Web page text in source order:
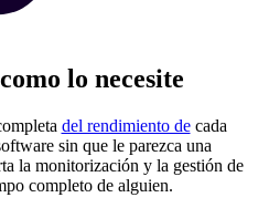
lo necesite
del rendimiento decada
sin que le parezca una
la monitorización y la gestión de
completo de alguien.